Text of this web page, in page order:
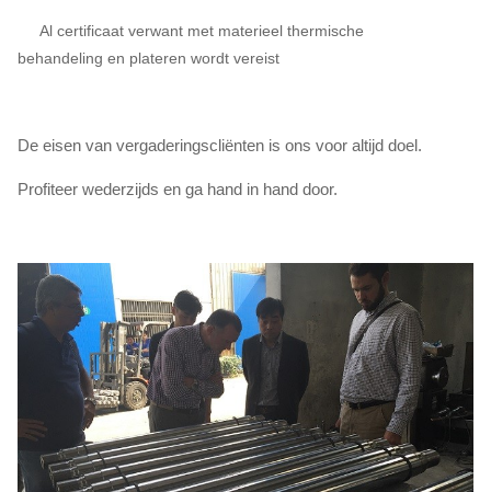
Al certificaat verwant met materieel thermische
behandeling en plateren wordt vereist
De eisen van vergaderingscliënten is ons voor altijd doel.
Profiteer wederzijds en ga hand in hand door.